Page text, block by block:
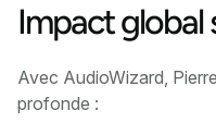
Impact global
Avec AudioWizard,
profonde :